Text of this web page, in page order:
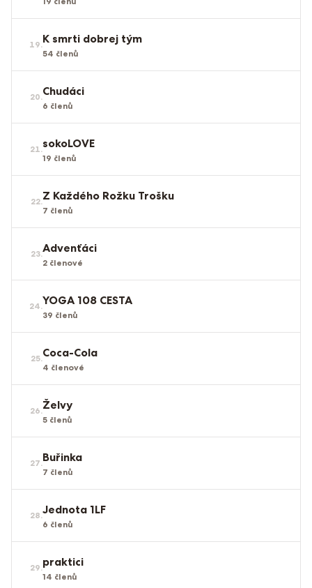
19.K smrti dobrej tým
54 členů
20.Chudáci
6 členů
21.sokoLOVE
19 členů
22.Z Každého Rožku Trošku
7 členů
23.Advenťáci
2 členové
24.YOGA 108 CESTA
39 členů
25.Coca-Cola
4 členové
26.Želvy
5 členů
27.Buřinka
7 členů
28.Jednota 1LF
6 členů
29.praktici
14 členů